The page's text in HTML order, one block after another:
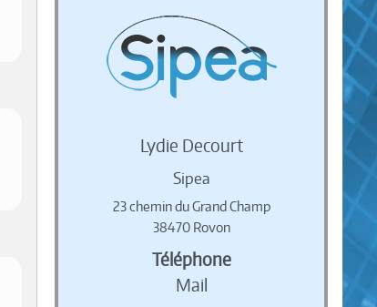
Lydie Decourt
Sipea
23 chemin du Grand Champ
38470 Rovon
Téléphone
Mail